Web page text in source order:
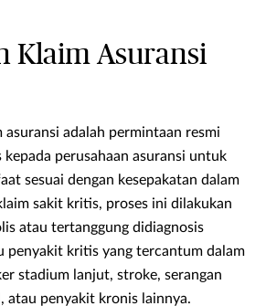
Klaim Asuransi
asuransi adalah permintaan resmi
kepada perusahaan asuransi untuk
sesuai dengan kesepakatan dalam
sakit kritis, proses ini dilakukan
atau tertanggung didiagnosis
penyakit kritis yang tercantum dalam
stadium lanjut, stroke, serangan
atau penyakit kronis lainnya.